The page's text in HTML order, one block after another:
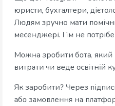
юристи, бухгалтери,
Людям зручно мати
месенджері. І їм не
Можна зробити бота, який
витрати чи веде освітній
Як заробити? Через
або замовлення на